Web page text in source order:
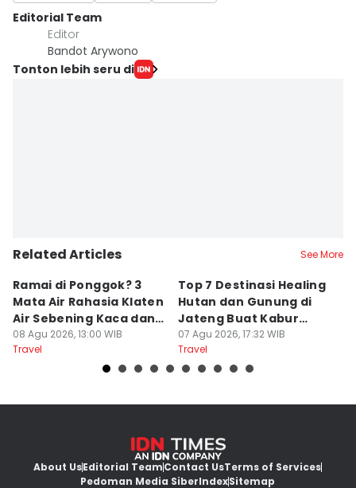
Editorial Team
Editor
Bandot Arywono
Tonton lebih seru di
Related Articles See More
Ramai di Ponggok? 3
Mata Air Rahasia Klaten
Air Sebening Kaca dan
Masih Sepi
08 Agu 2026, 13:00 WIB
Travel
Top 7 Destinasi Healing
Hutan dan Gunung di
Jateng Buat Kabur
Sejenak, Under Rp200
Ribu
07 Agu 2026, 17:32 WIB
Travel
About UsEditorial TeamContact UsTerms of Services
Pedoman Media SiberIndexSitemap